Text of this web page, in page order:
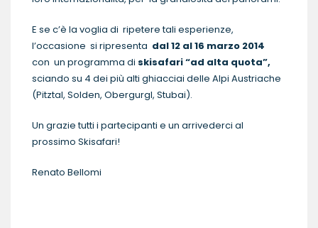
E se c’è la voglia di ripetere tali esperienze,
l’occasione si ripresenta dal 12 al 16 marzo 2014
con un programma di skisafari “ad alta quota”,
sciando su 4 dei più alti ghiacciai delle Alpi Austriache
(Pitztal, Solden, Obergurgl, Stubai).
Un grazie tutti i partecipanti e un arrivederci al
prossimo Skisafari!
Renato Bellomi